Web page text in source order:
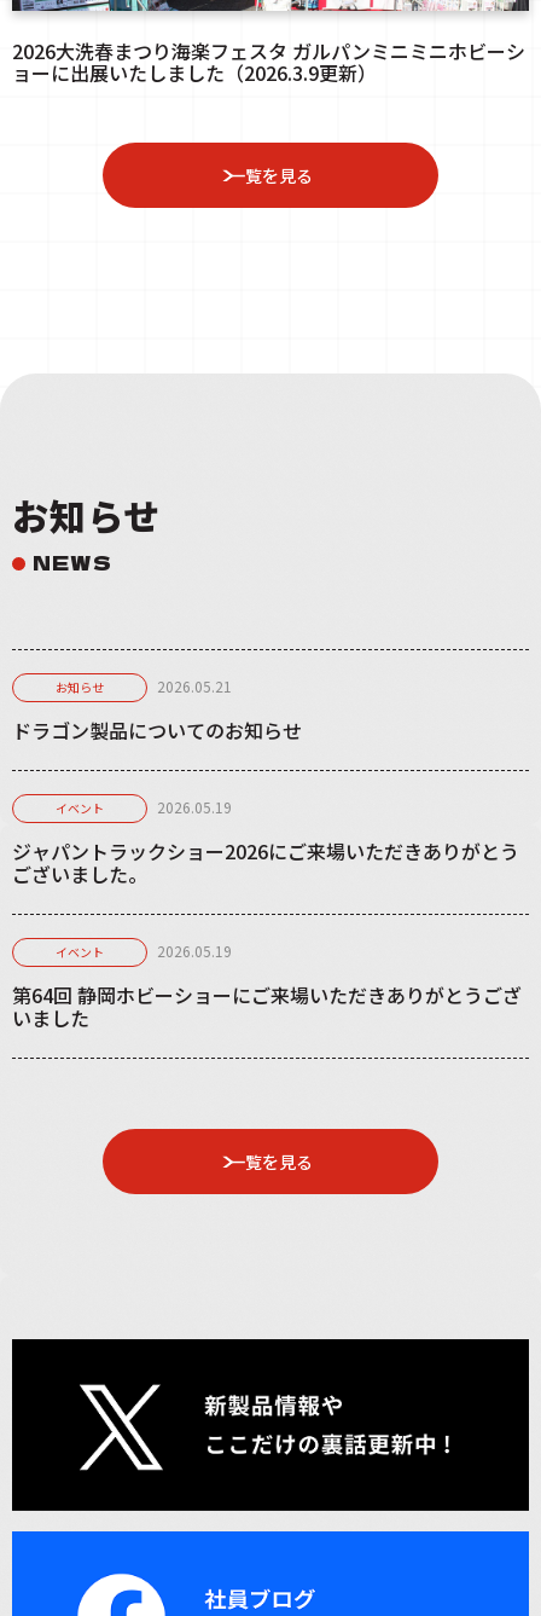
2026大洗春まつり海楽フェスタ ガルパンミニミニホビーシ
ョーに出展いたしました（2026.3.9更新）
一覧を見る
お知らせ
NEWS
お知らせ 2026.05.21
ドラゴン製品についてのお知らせ
イベント 2026.05.19
ジャパントラックショー2026にご来場いただきありがとう
ございました。
イベント 2026.05.19
第64回 静岡ホビーショーにご来場いただきありがとうござ
いました
一覧を見る